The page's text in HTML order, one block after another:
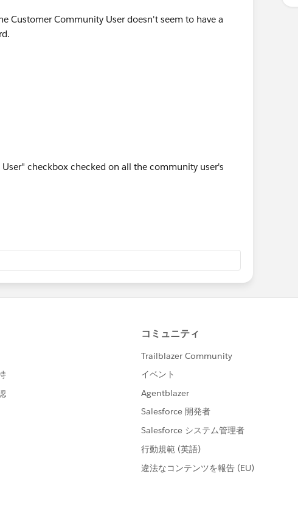
Customer Community User doesn't seem to have a
checkbox checked on all the community user's